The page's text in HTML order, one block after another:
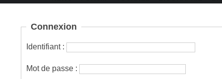
Connexion
Identifiant :
Mot de passe :